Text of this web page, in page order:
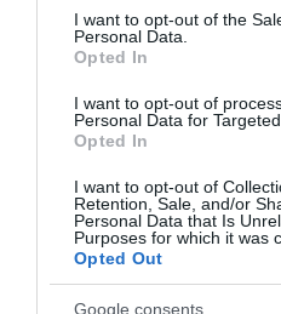
consent section.
I want to opt-out of the
Personal Data.
Opted In
I want to opt-out of
Personal Data for
Opted In
I want to opt-out of
Retention, Sale, and/or
Personal Data that Is
Purposes for which it was
Opted Out
Google consents
AZ EGRI BOR ÜNNEPE 2023 -
2023. június 15|Eger ügye
Borok, ízek, élmények,
ország egyik legszebb
július 6-a és 9-e között vár
kalandort. A f...
CSÜTÖRTÖKTŐL BORÜNNEP
2023. július 04|Eger ügye